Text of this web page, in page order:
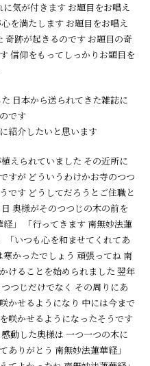
気が付きます お題目をお唱え
を満たします お題目をお唱え
奇跡が起きるのです お題目の奇
信仰をもってしっかりお題目を
日本から送られてきた雑誌に
です
紹介したいと思います
えられていました その近所に
すが どういうわけかお寺のつつ
です どうしてだろうとご住職と
奥様がそのつつじの木の前を
」 「行ってきます 南無妙法蓮
「いつも心を和ませてくれてあ
かったでしょう 頑張ってね 南
けることを始められました 翌年
つじだけでなく その周りにあ
かせるようになり 中には今まで
咲かせるようになったそうです
動した奥様は 一つ一つの木に
ありがとう 南無妙法蓮華経」